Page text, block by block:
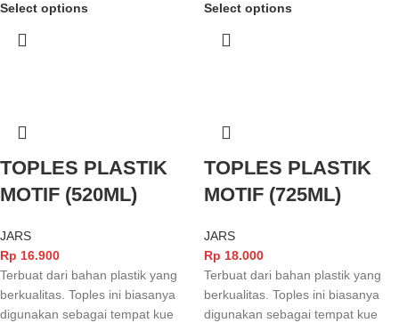
Select options Select options
TOPLES PLASTIK
MOTIF (520ML)
JARS
Rp 16.900
Terbuat dari bahan plastik yang
berkualitas. Toples ini biasanya
digunakan sebagai tempat kue
TOPLES PLASTIK
MOTIF (725ML)
JARS
Rp 18.000
Terbuat dari bahan plastik yang
berkualitas. Toples ini biasanya
digunakan sebagai tempat kue